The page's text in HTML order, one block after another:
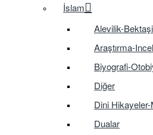
İslam
Alevilik-
Araştırma-
Biyografi-
Diğer
Dini Hikayeler-
Dualar